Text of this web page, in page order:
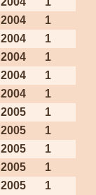
2004
1
2004
1
2004
1
2004
1
2004
1
2005
1
2005
1
2005
1
2005
1
2005 1